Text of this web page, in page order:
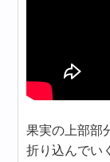
果実の上部部
折り込んでい